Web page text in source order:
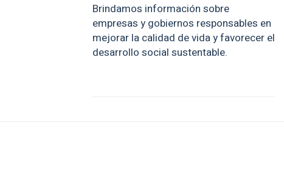
Brindamos información sobre
empresas y gobiernos responsables en
mejorar la calidad de vida y favorecer el
desarrollo social sustentable.